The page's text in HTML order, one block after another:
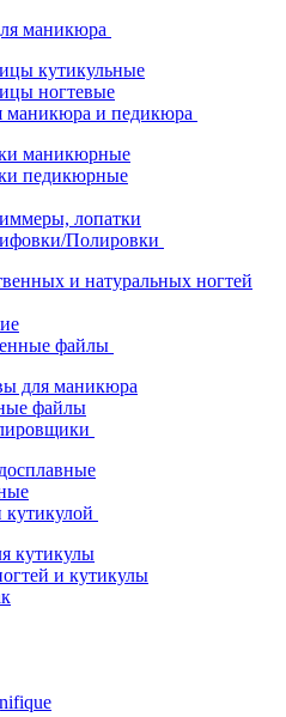
маникюра
кутикульные
ногтевые
маникюра и педикюра
маникюрные
педикюрные
лопатки
Полировки
и натуральных ногтей
файлы
для маникюра
файлы
кутикулой
кутикулы
и кутикулы